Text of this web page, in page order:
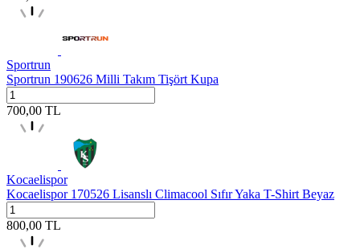
Sportrun
Sportrun 190626 Milli Takım Tişört Kupa
700,00 TL
Kocaelispor
Kocaelispor 170526 Lisanslı Climacool Sıfır Yaka T-Shirt Beyaz
800,00 TL